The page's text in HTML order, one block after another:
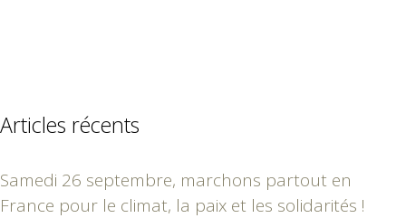
Articles récents
Samedi 26 septembre, marchons partout en
France pour le climat, la paix et les solidarités !